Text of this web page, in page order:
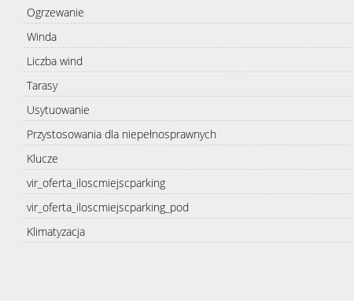
Ogrzewanie
Winda
Liczba wind
Tarasy
Usytuowanie
Przystosowania dla niepełnosprawnych
Klucze
vir_oferta_iloscmiejscparking
vir_oferta_iloscmiejscparking_pod
Klimatyzacja